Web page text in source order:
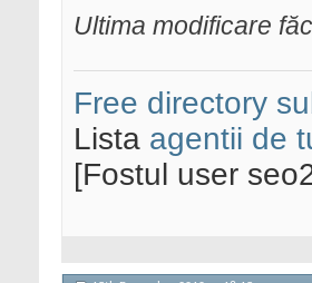
Ultima modificare
Free directory
Lista agentii de
[Fostul user